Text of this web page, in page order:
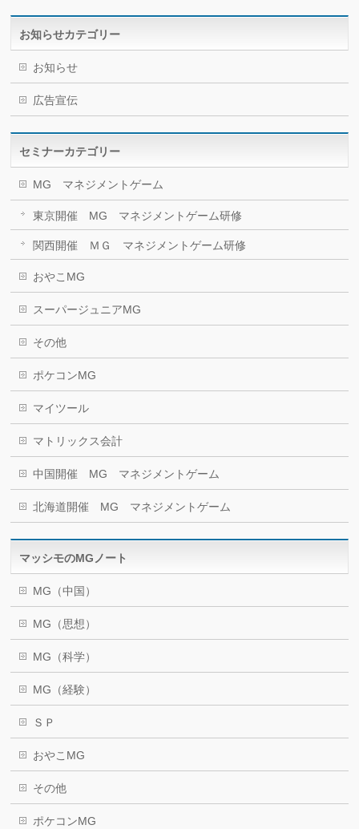
お知らせカテゴリー
お知らせ
広告宣伝
セミナーカテゴリー
MG マネジメントゲーム
東京開催 MG マネジメントゲーム研修
関西開催 ＭＧ マネジメントゲーム研修
おやこMG
スーパージュニアMG
その他
ポケコンMG
マイツール
マトリックス会計
中国開催 MG マネジメントゲーム
北海道開催 MG マネジメントゲーム
マッシモのMGノート
MG（中国）
MG（思想）
MG（科学）
MG（経験）
ＳＰ
おやこMG
その他
ポケコンMG